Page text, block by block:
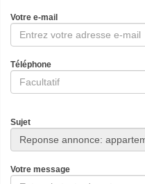
Votre e-mail
Téléphone
Sujet
Votre message